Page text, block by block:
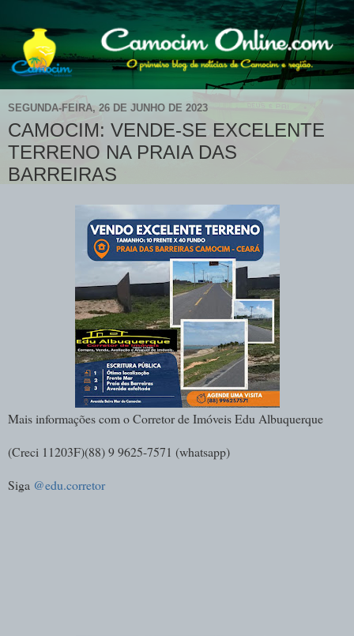
SEGUNDA-FEIRA, 26 DE JUNHO DE 2023
CAMOCIM: VENDE-SE EXCELENTE
TERRENO NA PRAIA DAS
BARREIRAS
Mais informações com o Corretor de Imóveis Edu Albuquerque
(Creci 11203F)(88) 9 9625-7571 (whatsapp)
Siga @edu.corretor